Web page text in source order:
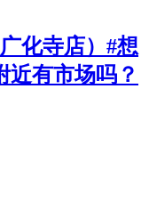
化寺店）#想
近有市场吗？